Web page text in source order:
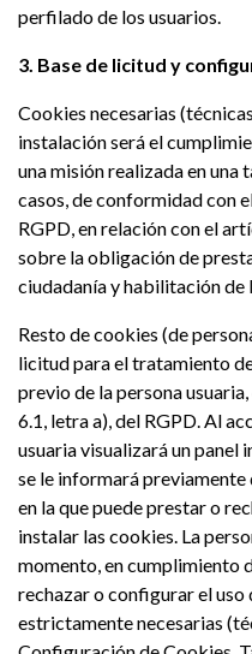
perfilado de los usuarios.
3. Base de licitud y
Cookies necesarias
instalación será el
una misión realizada en una
casos, de conformidad con
RGPD, en relación con el
sobre la obligación de
ciudadanía y habilitación de
Resto de cookies (de
licitud para el tratamiento
previo de la persona
6.1, letra a), del RGPD. Al
usuaria visualizará un panel
se le informará
en la que puede prestar o
instalar las cookies. La
momento, en cumplimiento
rechazar o configurar el uso
estrictamente necesarias